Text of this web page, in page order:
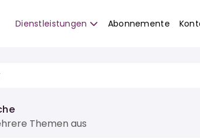
Dienstleistungen Abonnemente
Themen aus